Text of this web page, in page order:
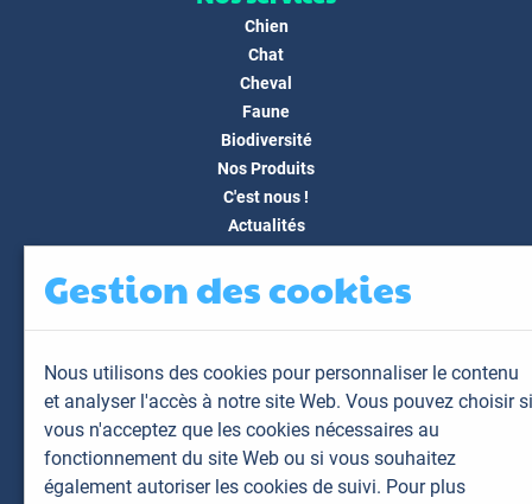
Chien
Chat
Cheval
Faune
Biodiversité
Nos Produits
C'est nous !
Actualités
FAQ
Mon espace
Mes animaux
Mes résultats
Mes commandes
Mes factures
Gestion des cookies
Nous utilisons des cookies pour personnaliser le contenu
et analyser l'accès à notre site Web. Vous pouvez choisir si
vous n'acceptez que les cookies nécessaires au
fonctionnement du site Web ou si vous souhaitez
également autoriser les cookies de suivi. Pour plus